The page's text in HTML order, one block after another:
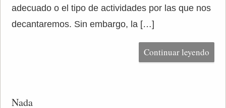
adecuado o el tipo de actividades por las que nos
decantaremos. Sin embargo, la […]
Continuar leyendo
Nada